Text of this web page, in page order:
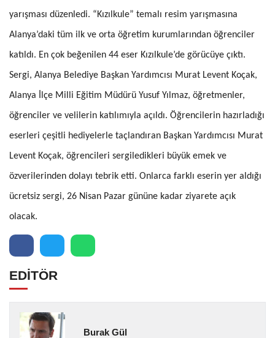
yarışması düzenledi. “Kızılkule” temalı resim yarışmasına
Alanya’daki tüm ilk ve orta öğretim kurumlarından öğrenciler
katıldı. En çok beğenilen 44 eser Kızılkule’de görücüye çıktı.
Sergi, Alanya Belediye Başkan Yardımcısı Murat Levent Koçak,
Alanya İlçe Milli Eğitim Müdürü Yusuf Yılmaz, öğretmenler,
öğrenciler ve velilerin katılımıyla açıldı. Öğrencilerin hazırladığı
eserleri çeşitli hediyelerle taçlandıran Başkan Yardımcısı Murat
Levent Koçak, öğrencileri sergiledikleri büyük emek ve
özverilerinden dolayı tebrik etti. Onlarca farklı eserin yer aldığı
ücretsiz sergi, 26 Nisan Pazar gününe kadar ziyarete açık
olacak.
EDİTÖR
Burak Gül